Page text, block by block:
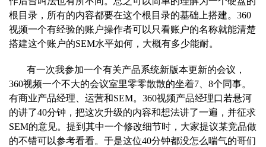
根目录，所有的内容都要在这个根目录的基础上搭建。360
视频一个有经验的账户操作者可以只看账户的名称就能清楚
搭建这个账户的SEM水平如何，大概有多少能耐。
有一次我参加一个有关产品系统新版本更新的会议，
360视频一个不大的会议室里零零散散的坐着7、8个同事。
有商业产品经理、运营和SEM。360视频产品经理口若悬河
的讲了40分钟，把这次升级的内容和想法讲了一遍，并征求
SEM的意见。提到其中一个修改细节时，大家提议某竞品做
的不错可以参考看看。于是这位40分钟都没怎么喘气的哥们